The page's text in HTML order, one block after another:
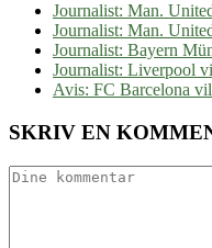
Journalist: Man.
Journalist: Man.
Journalist: Bayern
Journalist: Liverpool
Avis: FC Barcelona
SKRIV EN